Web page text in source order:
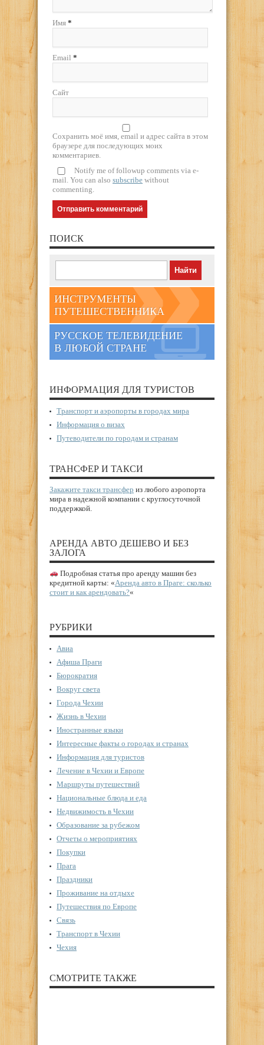
Имя *
Email *
Сайт
Сохранить моё имя, email и адрес сайта в этом
браузере для последующих моих
комментариев.
Notify me of followup comments via e-
mail. You can also subscribe without
commenting.
ПОИСК
ИНСТРУМЕНТЫ
ПУТЕШЕСТВЕННИКА
РУССКОЕ ТЕЛЕВИДЕНИЕ
В ЛЮБОЙ СТРАНЕ
ИНФОРМАЦИЯ ДЛЯ ТУРИСТОВ
Транспорт и аэропорты в городах мира
Информация о визах
Путеводители по городам и странам
ТРАНСФЕР И ТАКСИ
Закажите такси трансфер из любого аэропорта
мира в надежной компании с круглосуточной
поддержкой.
АРЕНДА АВТО ДЕШЕВО И БЕЗ
ЗАЛОГА
Подробная статья про аренду машин без
кредитной карты: «Аренда авто в Праге: сколько
стоит и как арендовать?«
РУБРИКИ
Авиа
Афиша Праги
Бюрократия
Вокруг света
Города Чехии
Жизнь в Чехии
Иностранные языки
Интересные факты о городах и странах
Информация для туристов
Лечение в Чехии и Европе
Маршруты путешествий
Национальные блюда и еда
Недвижимость в Чехии
Образование за рубежом
Отчеты о мероприятиях
Покупки
Прага
Праздники
Проживание на отдыхе
Путешествия по Европе
Связь
Транспорт в Чехии
Чехия
СМОТРИТЕ ТАКЖЕ